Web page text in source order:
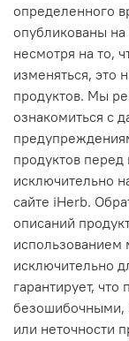
определенного
опубликованы
несмотря на то,
изменяться, это
продуктов. Мы
ознакомиться с
продуктов
исключительно
сайте iHerb.
описаний
использованием
исключительно
гарантирует,
безошибочными,
или неточности